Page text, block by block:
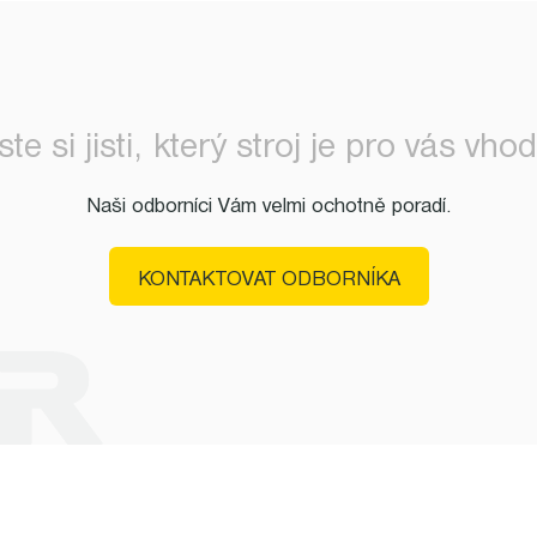
si jisti, který stroj je pro vás
Naši odborníci Vám velmi ochotně poradí.
KONTAKTOVAT ODBORNÍKA